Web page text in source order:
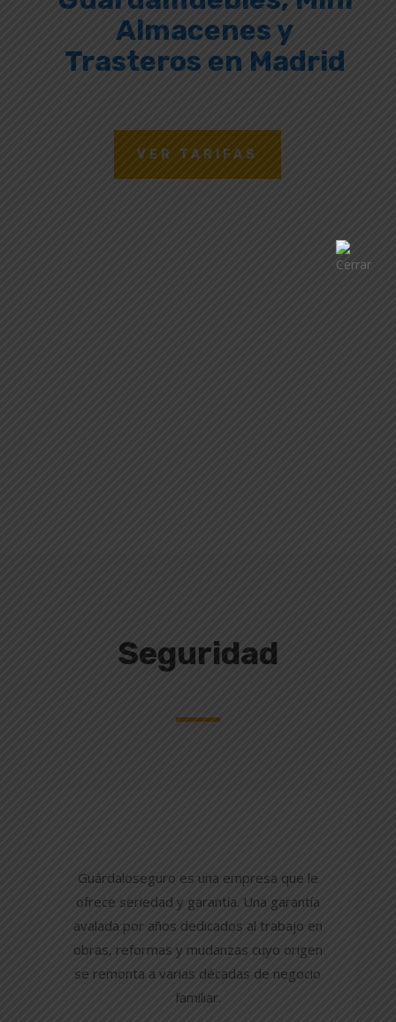
Almacenes y
Trasteros en Madrid
VER TARIFAS
Seguridad
Guárdaloseguro es una empresa que le
ofrece seriedad y garantía. Una garantía
avalada por años dedicados al trabajo en
obras, reformas y mudanzas cuyo origen
se remonta a varias décadas de negocio
familiar.